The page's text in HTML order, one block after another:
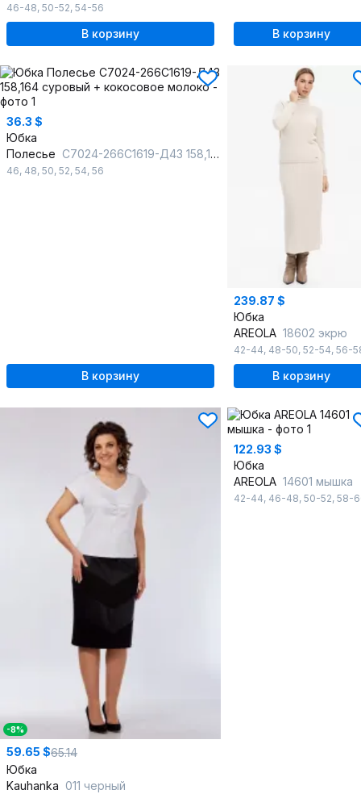
46-48, 50-52, 54-56
В корзину В корзину
36.3 $
Юбка
Полесье С7024-266С1619-Д43 158,164 суровый + кокосовое молоко
46, 48, 50, 52, 54, 56
В корзину
239.87 $
Юбка
AREOLA 18602 экрю
42-44, 48-50, 52-54, 56-
В корзину
-8%
59.65 $65.14
Юбка
Kauhanka 011 черный
122.93 $
Юбка
AREOLA 14601 мышка
42-44, 46-48, 50-52, 58-